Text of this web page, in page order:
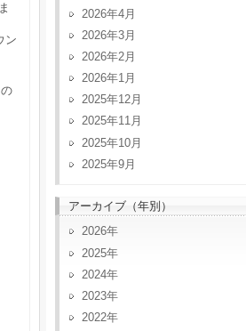
ン
2026年4月
2026年3月
2026年2月
2026年1月
2025年12月
2025年11月
2025年10月
2025年9月
アーカイブ（年別）
2026
2025
2024
2023
2022